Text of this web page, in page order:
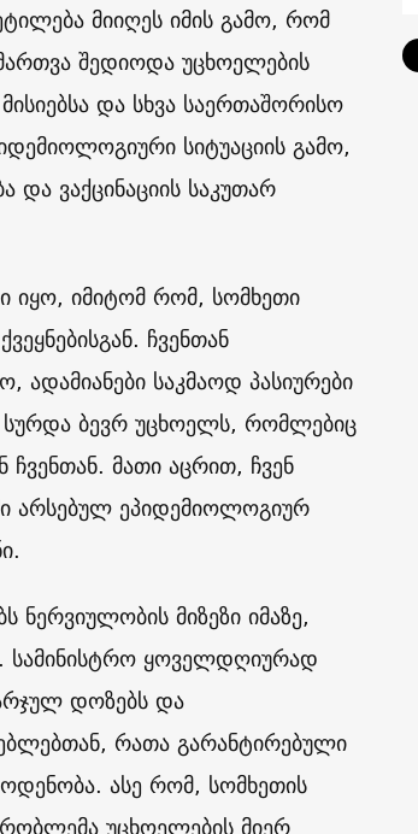
მიიღეს იმის გამო, რომ
შედიოდა უცხოელების
და სხვა საერთაშორისო
სიტუაციის გამო,
ვაქცინაციის საკუთარ
იყო, იმიტომ რომ, სომხეთი
ჩვენთან
ადამიანები საკმაოდ პასიურები
სურდა ბევრ უცხოელს, რომლებიც
მათი აცრით, ჩვენ
არსებულ ეპიდემიოლოგიურ
ნერვიულობის მიზეზი იმაზე,
სამინისტრო ყოველდღიურად
დოზებს და
რათა გარანტირებული
ასე რომ, სომხეთის